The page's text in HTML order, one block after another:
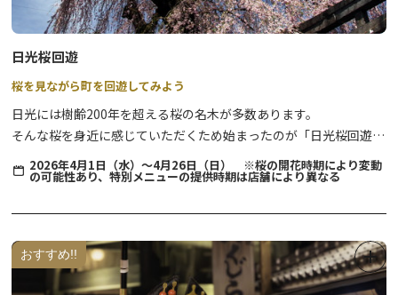
ご確認ください。
日光桜回遊
桜を見ながら町を回遊してみよう
日光には樹齢200年を超える桜の名木が多数あります。
そんな桜を身近に感じていただくため始まったのが「日光桜回遊」
町歩きを楽しみながら、歴史息づく門前町の桜を再発見してみませ
※写真はイメージです。
※2026年の開催は、4月1日（水）～4月26日（日）までとなりま
2026年4月1日（水）～4月26日（日） ※桜の開花時期により変動
の可能性あり、特別メニューの提供時期は店舗により異なる
おすすめ!!